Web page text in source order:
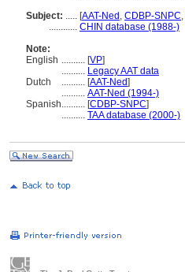
Subject: ..... [AAT-Ned , CDBP-SNPC,
............ CHIN database (1988-)
Note:
English .......... [VP]
.......... Legacy AAT data
Dutch
.......... [AAT-Ned]
.......... AAT-Ned (1994-)
Spanish.......... [CDBP-SNPC]
.......... TAA database (2000-)